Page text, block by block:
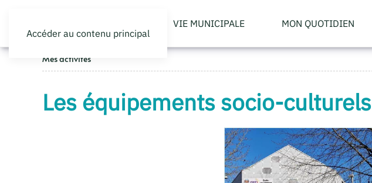
Accéder au contenu principal
VIE MUNICIPALE MON QUOTIDIEN
Mes activités
Les équipements socio-culturels